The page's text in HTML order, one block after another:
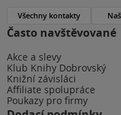
Často navštěvované
Akce a slevy
Klub Knihy Dobrovský
Knižní závisláci
Affiliate spolupráce
Poukazy pro firmy
Všechny kontakty